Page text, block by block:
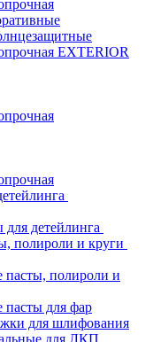
EXTERIOR
детейлинга
полироли и круги
пасты, полироли и
для фар
для шлифования
для ЛКП